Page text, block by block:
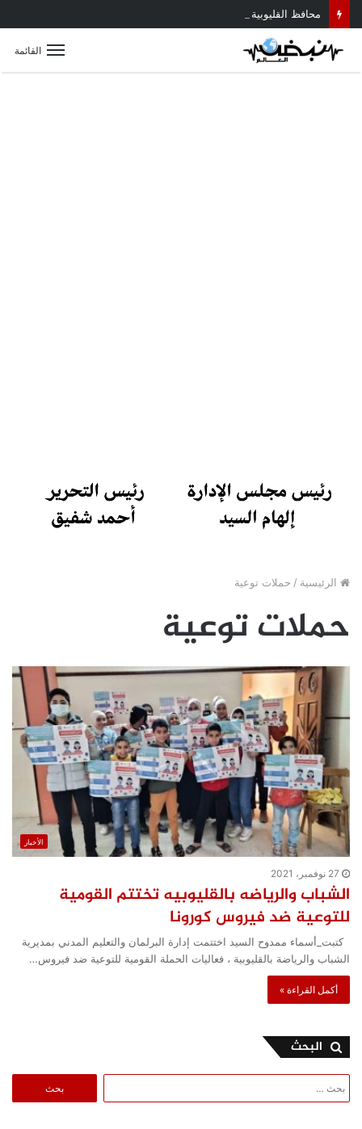
القائمة
الرئيسية / حملات توعية
حملات توعية
الأخبار
27 نوفمبر، 2021
الشباب والرياضه بالقليوبيه تختتم القومية
للتوعية ضد فيروس كورونا
كتبت_أسماء ممدوح السيد اختتمت إدارة البرلمان والتعليم المدني بمديرية
الشباب والرياضة بالقليوبية ، فعاليات الحملة القومية للتوعية ضد فيروس…
أكمل القراءة »
البحث
عن: